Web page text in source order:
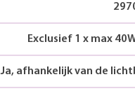
Exclusief 1 x max
Ja, afhankelijk van de